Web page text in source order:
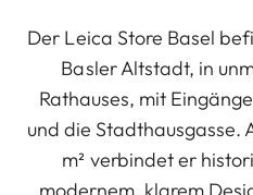
Der Leica Store Basel
Basler Altstadt, in
Rathauses, mit
und die Stadthausgasse.
m² verbindet er